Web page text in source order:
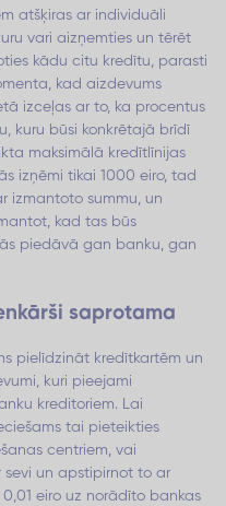
atšķiras ar individuāli
vari aizņemties un tērēt
kādu citu kredītu, parasti
kad aizdevums
izceļas ar to, ka procentus
kuru būsi konkrētajā brīdī
maksimālā kredītlīnijas
izņēmi tikai 1000 eiro, tad
izmantoto summu, un
kad tas būs
piedāvā gan banku, gan
saprotama
pielīdzināt kredītkartēm un
kuri pieejami
kreditoriem. Lai
tai pieteikties
centriem, vai
un apstipirnot to ar
eiro uz norādīto bankas